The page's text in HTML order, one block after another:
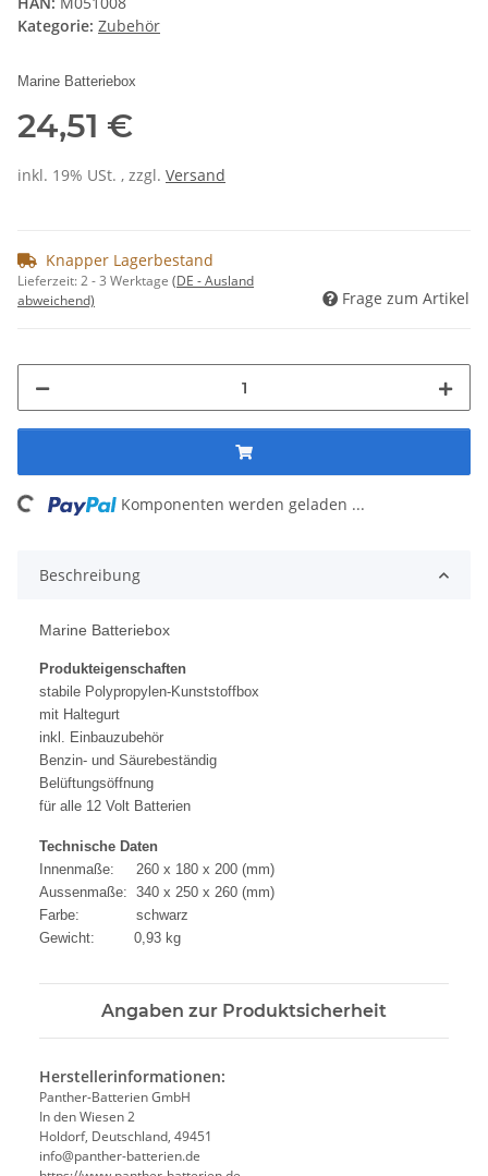
Kategorie: Zubehör
Marine Batteriebox
24,51 €
inkl. 19% USt. , zzgl. Versand
Knapper Lagerbestand
Lieferzeit:2 - 3 Werktage (DE - Ausland
abweichend)
Frage zum Artikel
Komponenten werden geladen ...
Beschreibung
Marine Batteriebox
Produkteigenschaften
stabile Polypropylen-Kunststoffbox
mit Haltegurt
inkl. Einbauzubehör
Benzin- und Säurebeständig
Belüftungsöffnung
für alle 12 Volt Batterien
Technische Daten
Innenmaße: 260 x 180 x 200 (mm)
Aussenmaße: 340 x 250 x 260 (mm)
Farbe: schwarz
Gewicht: 0,93 kg
Angaben zur Produktsicherheit
Herstellerinformationen:
Panther-Batterien GmbH
In den Wiesen 2
Holdorf, Deutschland, 49451
info@panther-batterien.de